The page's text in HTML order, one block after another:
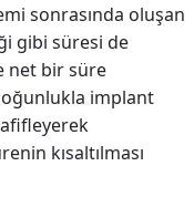
sonrasında oluşan
gibi süresi de
net bir süre
implant
kısaltılması